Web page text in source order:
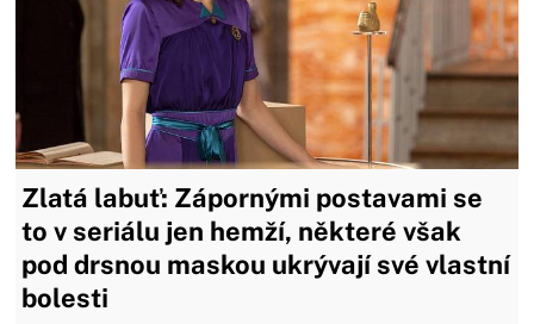
Zlatá labuť: Zápornými postavami se
to v seriálu jen hemží, některé však
pod drsnou maskou ukrývají své vlastní
bolesti